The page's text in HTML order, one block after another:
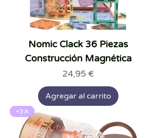
Nomic Clack 36 Piezas
Construcción Magnética
Precio
24,95 €
Agregar al carrito
+3A